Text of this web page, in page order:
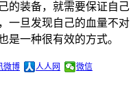
的装备，就需要保证自己
一旦发现自己的血量不对
是一种很有效的方式。
微博 人人网 微信